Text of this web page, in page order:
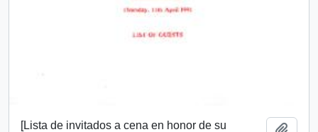
[Lista de invitados a cena en honor de su